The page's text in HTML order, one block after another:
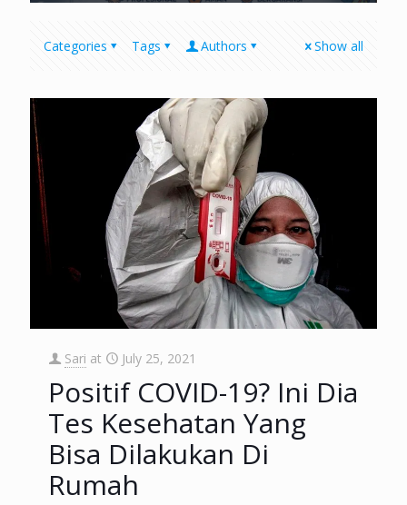
Categories Tags Authors Show all
Sari at July 25, 2021
Positif COVID-19? Ini Dia
Tes Kesehatan Yang
Bisa Dilakukan Di
Rumah